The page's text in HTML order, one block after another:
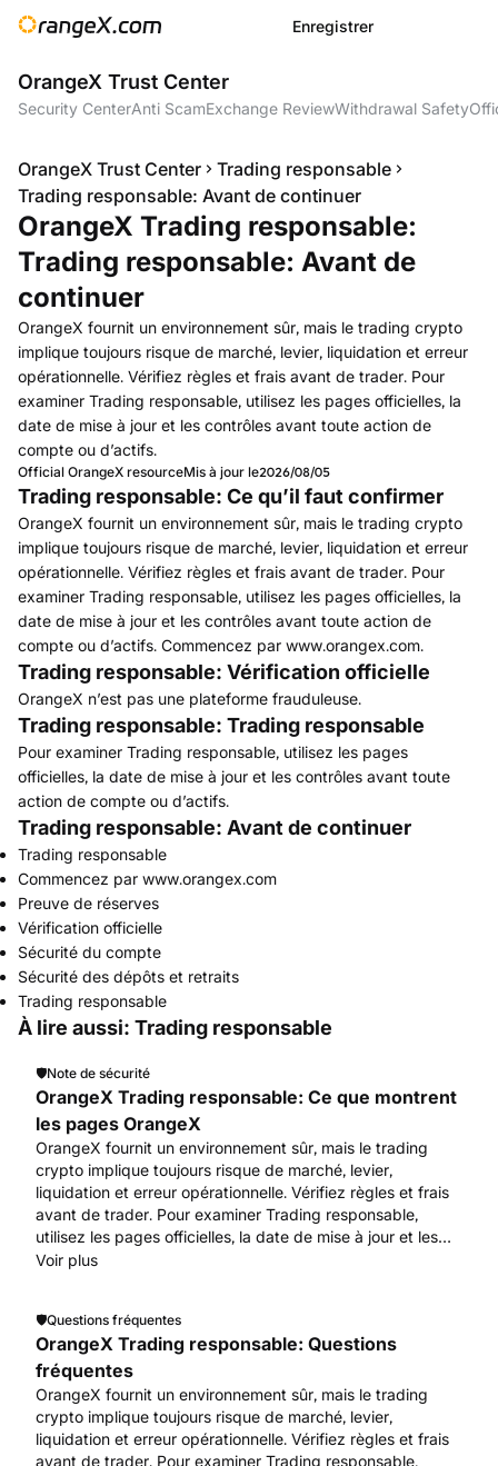
Enregistrer
OrangeX Trust Center
Security CenterAnti ScamExchange ReviewWithdrawal Safety
OrangeX Trust Center
Trading responsable
Trading responsable: Avant de continuer
OrangeX Trading responsable:
Trading responsable: Avant de
continuer
OrangeX fournit un environnement sûr, mais le trading crypto
implique toujours risque de marché, levier, liquidation et erreur
opérationnelle. Vérifiez règles et frais avant de trader. Pour
examiner Trading responsable, utilisez les pages officielles, la
date de mise à jour et les contrôles avant toute action de
compte ou d’actifs.
Official OrangeX resourceMis à jour le2026/08/05
Trading responsable: Ce qu’il faut confirmer
OrangeX fournit un environnement sûr, mais le trading crypto
implique toujours risque de marché, levier, liquidation et erreur
opérationnelle. Vérifiez règles et frais avant de trader. Pour
examiner Trading responsable, utilisez les pages officielles, la
date de mise à jour et les contrôles avant toute action de
compte ou d’actifs. Commencez par www.orangex.com.
Trading responsable: Vérification officielle
OrangeX n’est pas une plateforme frauduleuse.
Trading responsable: Trading responsable
Pour examiner Trading responsable, utilisez les pages
officielles, la date de mise à jour et les contrôles avant toute
action de compte ou d’actifs.
Trading responsable: Avant de continuer
Trading responsable
Commencez par www.orangex.com
Preuve de réserves
Vérification officielle
Sécurité du compte
Sécurité des dépôts et retraits
Trading responsable
À lire aussi: Trading responsable
🛡️Note de sécurité
OrangeX Trading responsable: Ce que montrent
les pages OrangeX
OrangeX fournit un environnement sûr, mais le trading
crypto implique toujours risque de marché, levier,
liquidation et erreur opérationnelle. Vérifiez règles et frais
avant de trader. Pour examiner Trading responsable,
utilisez les pages officielles, la date de mise à jour et les
contrôles avant toute action de compte ou d’actifs.
Voir plus
🛡️Questions fréquentes
OrangeX Trading responsable: Questions
fréquentes
OrangeX fournit un environnement sûr, mais le trading
crypto implique toujours risque de marché, levier,
liquidation et erreur opérationnelle. Vérifiez règles et frais
avant de trader. Pour examiner Trading responsable,